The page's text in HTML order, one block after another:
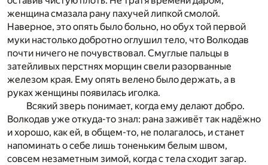
женщина смазала рану пахучей липкой смолой.
Наверное, это опять было больно, но обух той первой
муки настолько добротно оглушил тело, что Волкодав
почти ничего не почувствовал. Смуглые пальцы в
затейливых перстнях морщин свели разорванные
железом края. Ему опять велено было держать, а в
руках женщины появилась иголка.
Всякий зверь понимает, когда ему делают добро.
Вол­кодав уже откуда-то знал: рана заживёт так надёжно
и хо­рошо, как ей, в общем-то, не полагалось, и станет
напоми­нать о себе лишь тоненьким белым швом,
совсем незаметным зимой, когда с тела сходит загар.